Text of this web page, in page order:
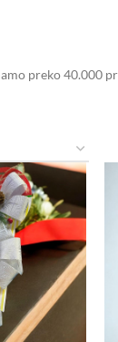
preko 40.000